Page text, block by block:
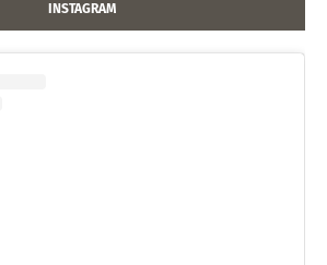
INSTAGRAM